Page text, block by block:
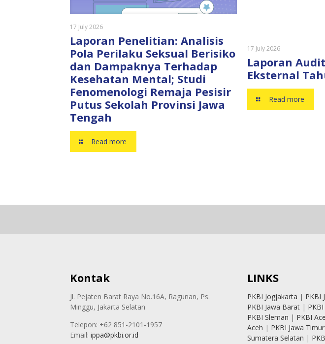
17 July 2026
Laporan Penelitian: Analisis
Pola Perilaku Seksual Berisiko
dan Dampaknya Terhadap
Kesehatan Mental; Studi
Fenomenologi Remaja Pesisir
Putus Sekolah Provinsi Jawa
Tengah
Read more
17 July 2026
Laporan
Eksternal
Read more
Kontak
Jl. Pejaten Barat Raya No.16A, Ragunan, Ps.
Minggu, Jakarta Selatan
Telepon: +62 851-2101-1957
Email: ippa@pkbi.or.id
LINKS
PKBI Jogjakarta | PKBI
PKBI Jawa Barat |
PKBI Sleman | PKBI
Aceh | PKBI Jawa Timur
Sumatera Selatan |